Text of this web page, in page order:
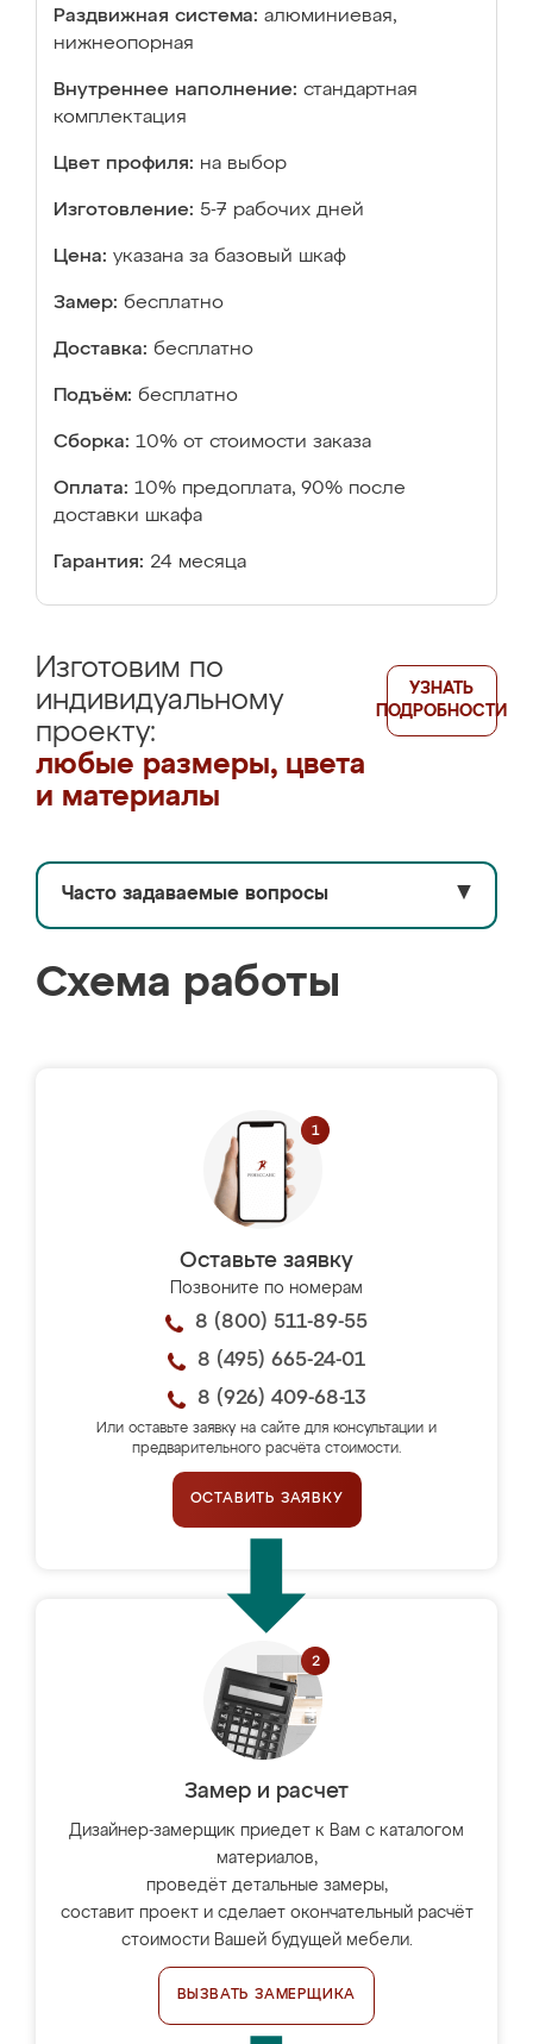
Раздвижная система: алюминиевая,
нижнеопорная
Внутреннее наполнение: стандартная
комплектация
Цвет профиля: на выбор
Изготовление: 5-7 рабочих дней
Цена: указана за базовый шкаф
Замер: бесплатно
Доставка: бесплатно
Подъём: бесплатно
Сборка: 10% от стоимости заказа
Оплата: 10% предоплата, 90% после
доставки шкафа
Гарантия: 24 месяца
Изготовим по
индивидуальному
проекту:
любые размеры, цвета
и материалы
УЗНАТЬ
ПОДРОБНОСТИ
Часто задаваемые вопросы ▼
Схема работы
Оставьте заявку
Позвоните по номерам
8 (800) 511-89-55
8 (495) 665-24-01
8 (926) 409-68-13
Или оставьте заявку на сайте для консультации и
предварительного расчёта стоимости.
ОСТАВИТЬ ЗАЯВКУ
Замер и расчет
Дизайнер-замерщик приедет к Вам с каталогом
материалов,
проведёт детальные замеры,
составит проект и сделает окончательный расчёт
стоимости Вашей будущей мебели.
ВЫЗВАТЬ ЗАМЕРЩИКА